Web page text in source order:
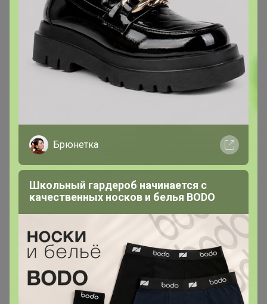
lessik
Виртуоз СП
В теме "✿✿Сумки и аксессуары✿✿ Бюджетная
Добрый день! Удалите пожалуста один заказ
оранжевый кошелек. В комментарии подписала.
В теме "Аskоna -матрасы, кровати и товары для
сна. Оплата картой! Открываю любые позиции с
сайта"
Брюнетка
Школьный гардероб начинается с
качественных носков и белья BODO